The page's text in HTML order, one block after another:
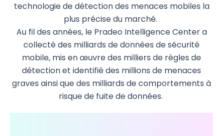
technologie de détection des menaces mobiles la
plus précise du marché.
Au fil des années, le Pradeo Intelligence Centera
collecté des milliards de données de sécurité
mobile, mis en œuvre des milliers de règles de
détection et identifié des millions de menaces
graves ainsi que des milliards de comportements à
risque de fuite de données.